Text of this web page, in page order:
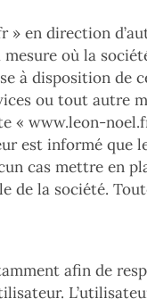
» en direction
où la
à disposition de
ou tout autre
« www.leon-
est informé que
cas mettre en
de la société.
afin de